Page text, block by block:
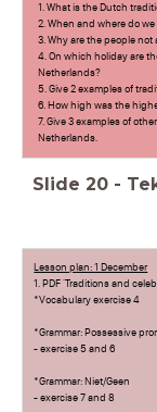
1. What is the Dutch
2. When and where do
3. Why are the people
4. On which holiday are
Netherlands?
5. Give 2 examples of
6. How high was the
7. Give 3 examples of
Netherlands.
Slide 20 -
Lesson plan: 1 December
1. PDF 'Traditions and
*Vocabulary exercise 4
*Grammar: Possessive
- exercise 5 and 6
*Grammar: Niet/Geen
- exercise 7 and 8